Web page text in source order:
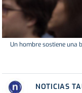
Un hombre sostiene una
NOTICIAS